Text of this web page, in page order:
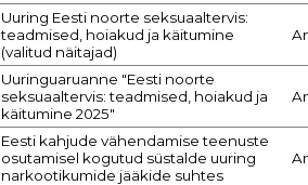
Uuring Eesti noorte seksuaaltervis:
teadmised, hoiakud ja käitumine
(valitud näitajad)
Uuringuaruanne "Eesti noorte
seksuaaltervis: teadmised, hoiakud ja
käitumine 2025"
Eesti kahjude vähendamise teenuste
osutamisel kogutud süstalde uuring
narkootikumide jääkide suhtes